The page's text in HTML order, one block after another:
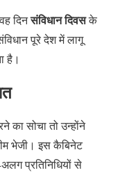
दिनसंविधान दिवसके
पूरे देश में लागू
है।
का सोचा तो उन्होंने
भेजी। इस कैबिनेट
प्रतिनिधियों से